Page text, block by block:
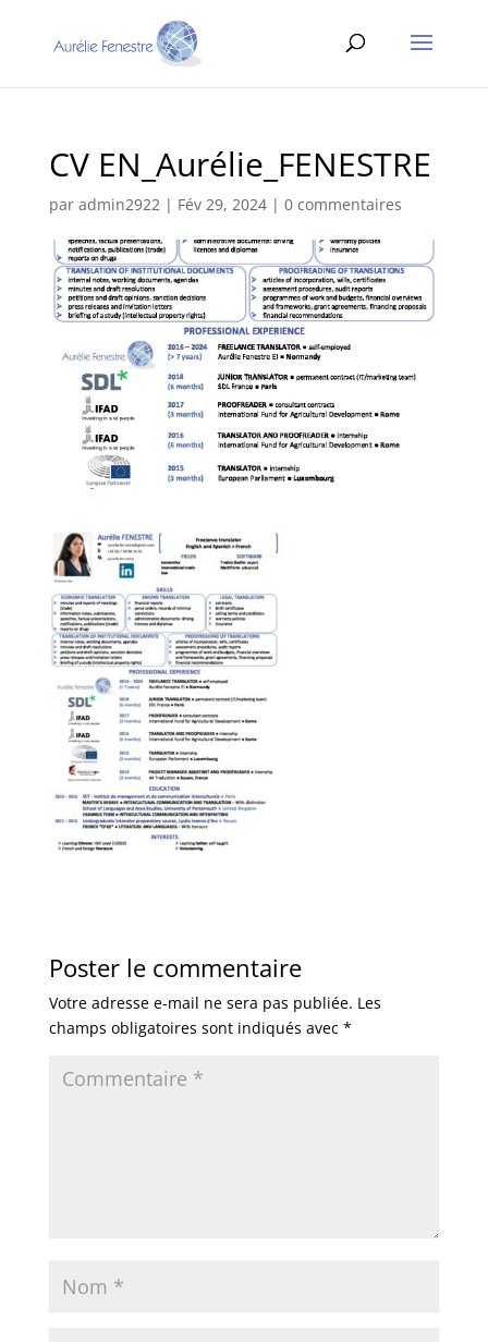
CV EN_Aurélie_FENESTRE
par admin2922| Fév 29, 2024| 0 commentaires
Poster le commentaire
Votre adresse e-mail ne sera pas publiée. Les
champs obligatoires sont indiqués avec *